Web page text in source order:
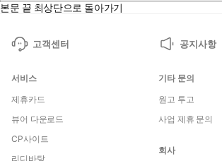
본문 끝 최상단으로 돌아가기
고객센터 공지사항
서비스
제휴카드
뷰어 다운로드
CP사이트
리디바탕
기타 문의
원고 투고
사업 제휴 문의
회사